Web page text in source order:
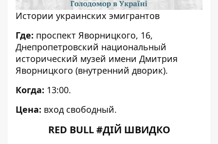
Истории украинских эмигрантов
Где: проспект Яворницкого, 16,
Днепропетровский национальный
исторический музей имени Дмитрия
Яворницкого (внутренний дворик).
Когда: 13:00.
Цена: вход свободный.
RED BULL #ДІЙ ШВИДКО